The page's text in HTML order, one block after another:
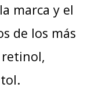
marca y el
de los más